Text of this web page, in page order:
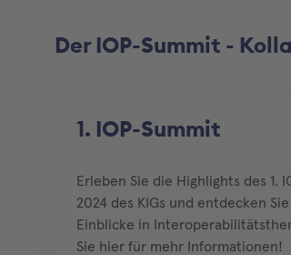
Der IOP-Summit -
1. IOP-Summit
Erleben Sie die Highlights des 1.
2024 des KIGs und entdecken
Einblicke in
Sie hier für mehr Informationen!